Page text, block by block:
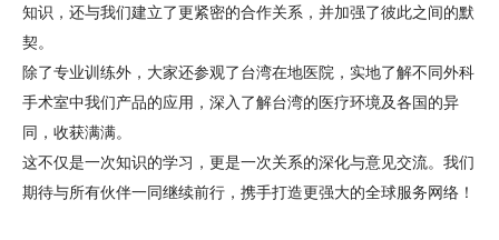
知识，还与我们建立了更紧密的合作关系，并加强了彼此之间的默
契。
除了专业训练外，大家还参观了台湾在地医院，实地了解不同外科
手术室中我们产品的应用，深入了解台湾的医疗环境及各国的异
同，收获满满。
这不仅是一次知识的学习，更是一次关系的深化与意见交流。我们
期待与所有伙伴一同继续前行，携手打造更强大的全球服务网络！